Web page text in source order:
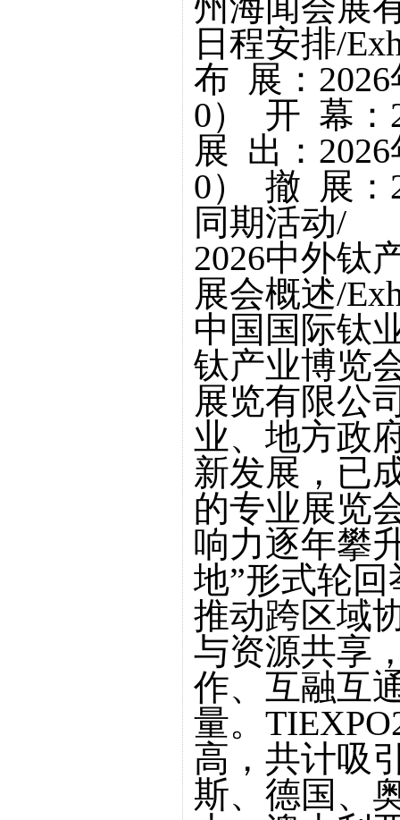
日程安排/
布 展：2026
0） 开 幕：
展 出：2026
0） 撤 展：
同期活动/
2026中外钛
展会概述/
中国国际钛
钛产业博览
展览有限公
业、地方政
新发展，已
的专业展览
响力逐年攀
地”形式轮
推动跨区域
与资源共享
作、互融互
量。
高，共计吸
斯、德国、